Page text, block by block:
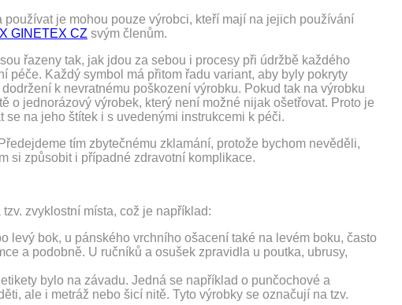
je mohou pouze výrobci, kteří mají na jejich používání
GINETEX CZ svým členům.
řazeny tak, jak jdou za sebou i procesy při údržbě každého
Každý symbol má přitom řadu variant, aby byly pokryty
k nevratnému poškození výrobku. Pokud tak na výrobku
o jednorázový výrobek, který není možné nijak ošetřovat. Proto je
na jeho štítek i s uvedenými instrukcemi k péči.
tím zbytečnému zklamání, protože bychom nevěděli,
si způsobit i případné zdravotní komplikace.
zvyklostní místa, což je například:
levý bok, u pánského vrchního ošacení také na levém boku, často
a podobně. U ručníků a osušek zpravidla u poutka, ubrusy,
bylo na závadu. Jedná se například o punčochové a
ale i metráž nebo šicí nitě. Tyto výrobky se označují na tzv.